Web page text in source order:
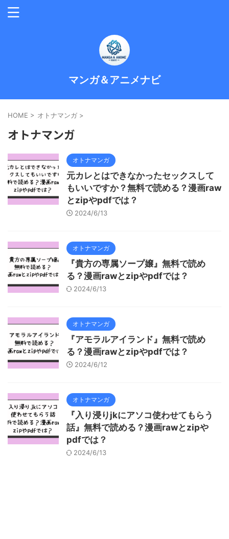
マンガ＆アニメナビ
HOME > オトナマンガ >
オトナマンガ
オトナマンガ
元カレとはできなかったセックスして
もいいですか？無料で読める？漫画raw
とzipやpdfでは？
2024/6/13
オトナマンガ
『貴方の専属ソープ嬢』無料で読め
る？漫画rawとzipやpdfでは？
2024/6/13
オトナマンガ
『アモラルアイランド』無料で読め
る？漫画rawとzipやpdfでは？
2024/6/12
オトナマンガ
『入り浸りjkにアソコ使わせてもらう
話』無料で読める？漫画rawとzipや
pdfでは？
2024/6/13